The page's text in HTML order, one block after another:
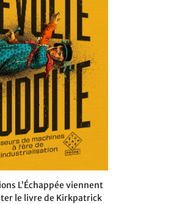
L’Échappée viennent
le livre de Kirkpatrick